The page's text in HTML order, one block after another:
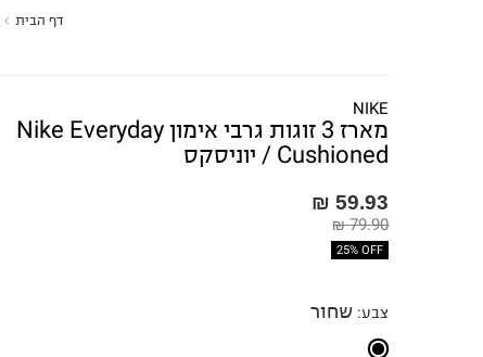
דף הבית
NIKE
מארז 3 זוגות גרבי אימון Nike Everyday
Cushioned / יוניסקס
59.93 ₪
79.90 ₪
25% OFF
צבע: שחור